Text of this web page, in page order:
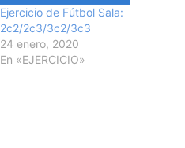
Ejercicio de Fútbol Sala:
2c2/2c3/3c2/3c3
24 enero, 2020
En «EJERCICIO»